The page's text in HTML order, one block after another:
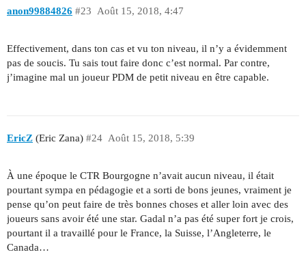
anon99884826 Août 15, 2018, 4:47
#23
Effectivement, dans ton cas et vu ton niveau, il n’y a évidemment
pas de soucis. Tu sais tout faire donc c’est normal. Par contre,
j’imagine mal un joueur PDM de petit niveau en être capable.
EricZ (Eric Zana) Août 15, 2018, 5:39
#24
À une époque le CTR Bourgogne n’avait aucun niveau, il était
pourtant sympa en pédagogie et a sorti de bons jeunes, vraiment je
pense qu’on peut faire de très bonnes choses et aller loin avec des
joueurs sans avoir été une star. Gadal n’a pas été super fort je crois,
pourtant il a travaillé pour le France, la Suisse, l’Angleterre, le
Canada…